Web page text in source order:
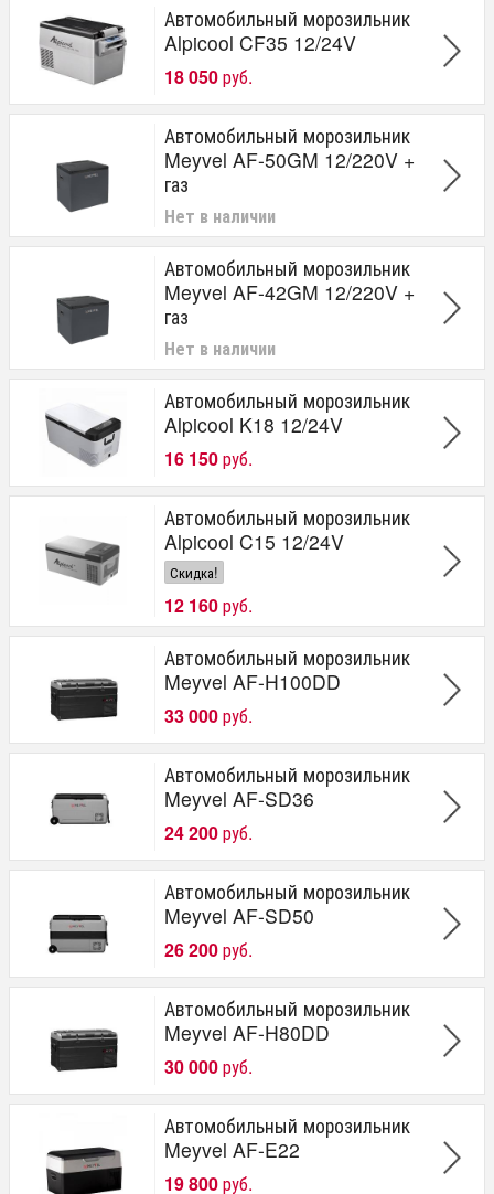
Автомобильный морозильник
Alpicool CF35 12/24V
18 050руб.
Автомобильный морозильник
Meyvel AF-50GM 12/220V +
газ
Нет в наличии
Автомобильный морозильник
Meyvel AF-42GM 12/220V +
газ
Нет в наличии
Автомобильный морозильник
Alpicool K18 12/24V
16 150руб.
Автомобильный морозильник
Alpicool C15 12/24V
Скидка!
12 160руб.
Автомобильный морозильник
Meyvel AF-H100DD
33 000руб.
Автомобильный морозильник
Meyvel AF-SD36
24 200руб.
Автомобильный морозильник
Meyvel AF-SD50
26 200руб.
Автомобильный морозильник
Meyvel AF-H80DD
30 000руб.
Автомобильный морозильник
Meyvel AF-E22
19 800руб.